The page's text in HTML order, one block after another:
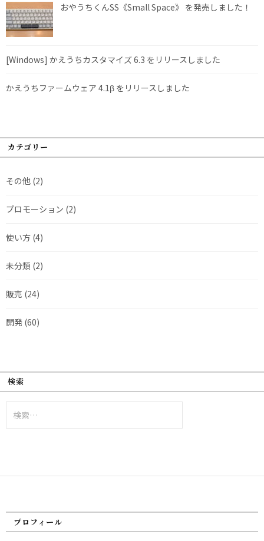
おやうちくんSS《Small Space》 を発売しました！
[Windows] かえうちカスタマイズ 6.3 をリリースしました
かえうちファームウェア 4.1β をリリースしました
カテゴリー
その他 (2)
プロモーション (2)
使い方 (4)
未分類 (2)
販売 (24)
開発 (60)
検索
索:
プロフィール